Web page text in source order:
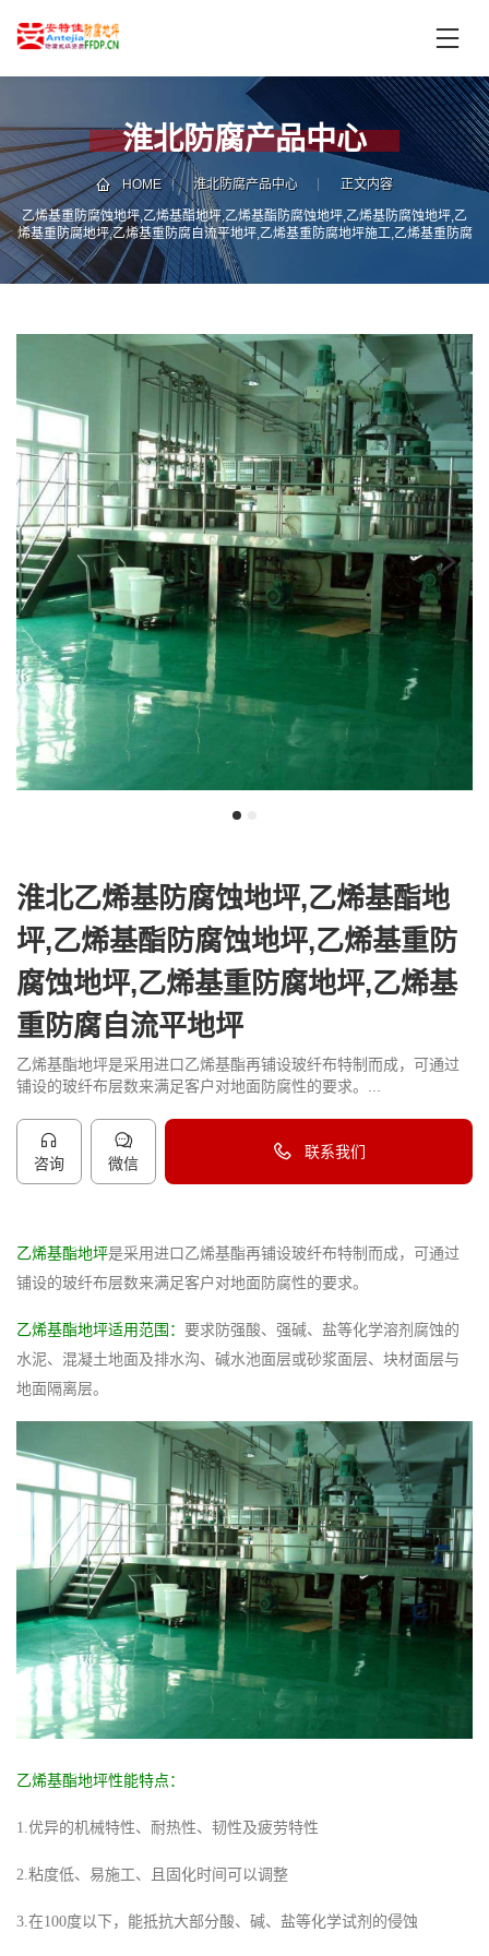
页
中
心
技
术
支
持
服
务
案
区
域
系
我
们
话
咨
询
淮北防腐产品中心
HOME 淮北防腐产品中心 正文内容
乙烯基重防腐蚀地坪,乙烯基酯地坪,乙烯基酯防腐蚀地坪,乙烯基防腐蚀地坪,乙
烯基重防腐地坪,乙烯基重防腐自流平地坪,乙烯基重防腐地坪施工,乙烯基重防腐
地坪厂家
淮北乙烯基防腐蚀地坪,乙烯基酯地
坪,乙烯基酯防腐蚀地坪,乙烯基重防
腐蚀地坪,乙烯基重防腐地坪,乙烯基
重防腐自流平地坪
乙烯基酯地坪是采用进口乙烯基酯再铺设玻纤布特制而成，可通过
铺设的玻纤布层数来满足客户对地面防腐性的要求。...
咨询 微信
联系我们
乙烯基酯地坪是采用进口乙烯基酯再铺设玻纤布特制而成，可通过
铺设的玻纤布层数来满足客户对地面防腐性的要求。
乙烯基酯地坪适用范围： 要求防强酸、强碱、盐等化学溶剂腐蚀的
水泥、混凝土地面及排水沟、碱水池面层或砂浆面层、块材面层与
地面隔离层。
乙烯基酯地坪性能特点：
1.优异的机械特性、耐热性、韧性及疲劳特性
2.粘度低、易施工、且固化时间可以调整
3.在100度以下，能抵抗大部分酸、碱、盐等化学试剂的侵蚀